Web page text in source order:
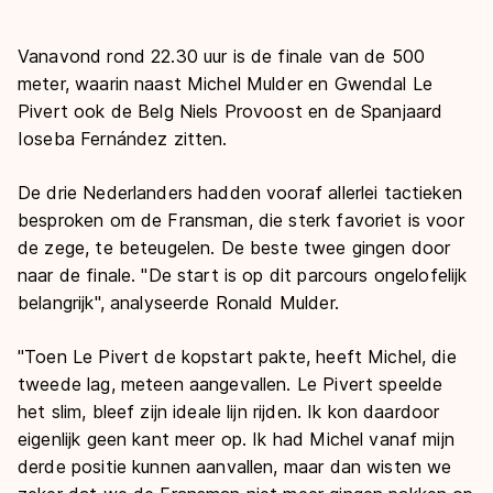
Vanavond rond 22.30 uur is de finale van de 500
meter, waarin naast Michel Mulder en Gwendal Le
Pivert ook de Belg Niels Provoost en de Spanjaard
Ioseba Fernández zitten.
De drie Nederlanders hadden vooraf allerlei tactieken
besproken om de Fransman, die sterk favoriet is voor
de zege, te beteugelen. De beste twee gingen door
naar de finale. "De start is op dit parcours ongelofelijk
belangrijk", analyseerde Ronald Mulder.
"Toen Le Pivert de kopstart pakte, heeft Michel, die
tweede lag, meteen aangevallen. Le Pivert speelde
het slim, bleef zijn ideale lijn rijden. Ik kon daardoor
eigenlijk geen kant meer op. Ik had Michel vanaf mijn
derde positie kunnen aanvallen, maar dan wisten we